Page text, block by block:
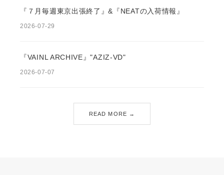
『７月毎週東京出張終了』&『NEATの入荷情報』
2026-07-29
『VAINL ARCHIVE』"AZIZ-VD"
2026-07-07
READ MORE →